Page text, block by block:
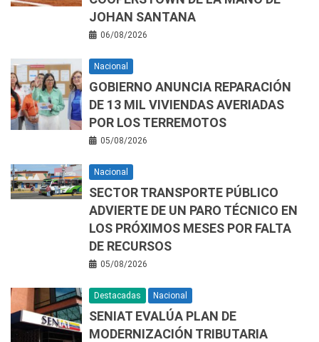
JOHAN SANTANA
06/08/2026
Nacional
GOBIERNO ANUNCIA REPARACIÓN
DE 13 MIL VIVIENDAS AVERIADAS
POR LOS TERREMOTOS
05/08/2026
Nacional
SECTOR TRANSPORTE PÚBLICO
ADVIERTE DE UN PARO TÉCNICO EN
LOS PRÓXIMOS MESES POR FALTA
DE RECURSOS
05/08/2026
Destacadas Nacional
SENIAT EVALÚA PLAN DE
MODERNIZACIÓN TRIBUTARIA